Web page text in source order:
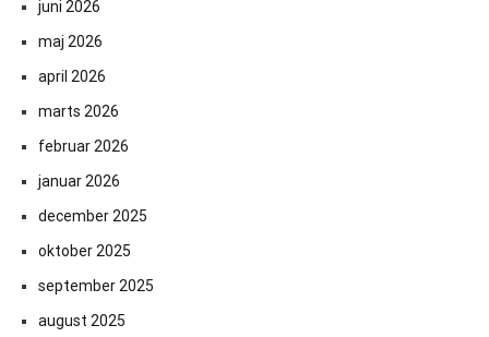
juni 2026
maj 2026
april 2026
marts 2026
februar 2026
januar 2026
december 2025
oktober 2025
september 2025
august 2025